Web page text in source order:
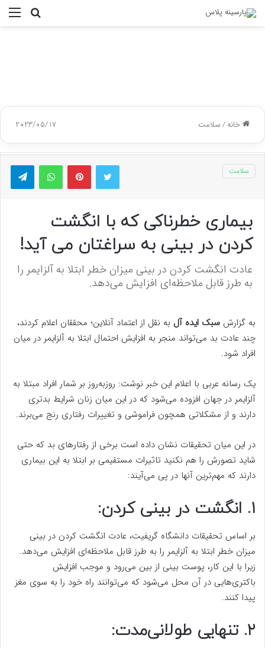
جستجو
خانه/سلامت 2023/05/17
توییتر پینتریستواتس آپ
سلامت
بیماری خطرناکی که با انگشت
کردن در بینی به سراغتان می آید!
عادت انگشت کردن در بینی میزان خطر ابتلا به آلزایمر را
به طرز قابل ملاحظه‌ای افزایش می‌دهد.
به گزارش سبک ایده آل به نقل از اعتماد آنلاین؛ محققان اعلام کردند،
چند عادت بد می‌تواند منجر به افزایش احتمال ابتلا به آلزایمر در میان
افراد شود.
یک رسانه عربی با اعلام این خبر نوشت: روزبه‌روز بر شمار افراد مبتلا به
آلزایمر در جهان افزوده می‌شود که در این میان زنان شرایط بدتری
دارند و از مشکلاتی همچون فراموشی و تغییرات رفتاری رنج می‌برند.
در این میان تحقیقات نشان داده است برخی از رفتارهای بد که حتی
شاید تصورش را هم نکنید تاثیرات مستقیمی بر ابتلا به این بیماری
دارند که مهم‌ترین آنها در پی می‌آیند:
۱. انگشت در بینی کردن:
بر اساس تحقیقات دانشگاه گریفیت، عادت انگشت کردن در بینی
میزان خطر ابتلا به آلزایمر را به طرز قابل ملاحظه‌ای افزایش می‌دهد.
زیرا با این کار، پوست بینی از بین می‌رود و موجب افزایش
باکتری‌‌هایی در آن محل می‌شود که می‌توانند راه خود را به سوی مغز
پیدا کنند.
۲. تنهایی طولانی‌مدت: